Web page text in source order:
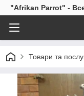
"Afrikan Parrot" -
Товари та